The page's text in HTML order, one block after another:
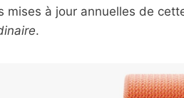
mises à jour annuelles de
.